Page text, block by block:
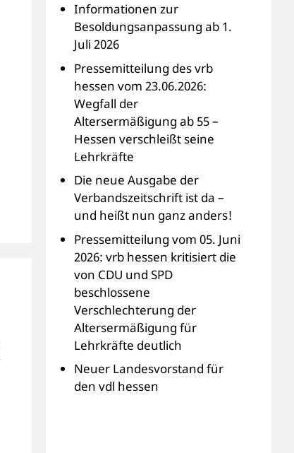
Informationen zur
Besoldungsanpassung ab 1.
Juli 2026
Pressemitteilung des vrb
hessen vom 23.06.2026:
Wegfall der
Altersermäßigung ab 55 –
Hessen verschleißt seine
Lehrkräfte
Die neue Ausgabe der
Verbandszeitschrift ist da –
und heißt nun ganz anders!
Pressemitteilung vom 05. Juni
2026: vrb hessen kritisiert die
von CDU und SPD
beschlossene
Verschlechterung der
Altersermäßigung für
Lehrkräfte deutlich
Neuer Landesvorstand für
den vdl hessen